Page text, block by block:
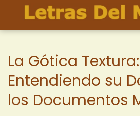
La Gótica Textura:
Entendiendo su
los Documentos